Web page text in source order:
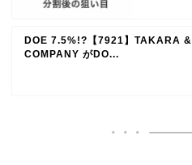
DOE 7.5%!?【7921】TAKARA &
COMPANY がDO...